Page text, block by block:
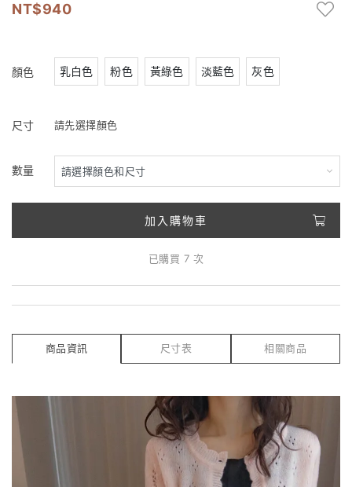
940
顏色 乳白色 粉色 黃綠色 淡藍色 灰色
尺寸 請先選擇顏色
數量
加入購物車
已購買 7 次
商品資訊 尺寸表 相關商品